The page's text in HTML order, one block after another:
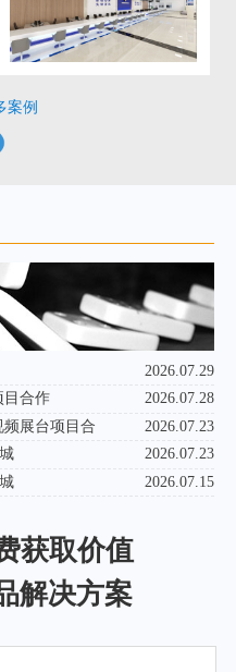
案例
2026.07.29
目合作
2026.07.28
展台项目合
2026.07.23
2026.07.23
2026.07.15
获取价值
解决方案